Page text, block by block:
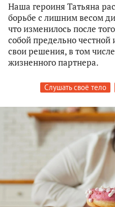
Наша героиня Татьяна
борьбе с лишним весом
что изменилось после
собой предельно
свои решения, в том
жизненного партнера.
Слушать своё тело